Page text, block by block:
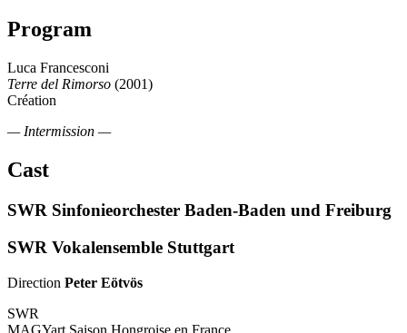
Program
Luca Francesconi
Terre del Rimorso (2001)
Création
— Intermission —
Cast
SWR Sinfonieorchester Baden-Baden und Freiburg
SWR Vokalensemble Stuttgart
Direction Peter Eötvös
SWR
MAGYart Saison Hongroise en France